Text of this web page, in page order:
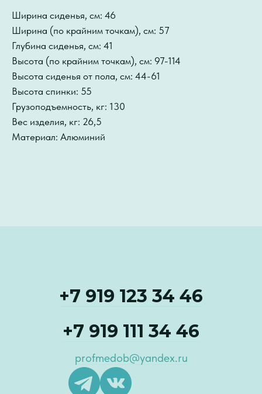
Ширина сиденья, см: 46
Ширина (по крайним точкам), см: 57
Глубина сиденья, см: 41
Высота (по крайним точкам), см: 97-114
Высота сиденья от пола, см: 44-61
Высота спинки: 55
Грузоподъемность, кг: 130
Вес изделия, кг: 26,5
Материал: Алюминий
+7 919 123 34 46
+7 919 111 34 46
profmedob@yandex.ru